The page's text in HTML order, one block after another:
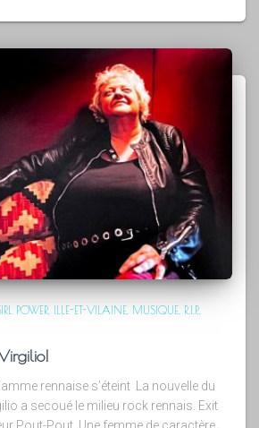
POWER ILLE-ET-VILAINE MUSIQUE R.I.P.
rennaise s’éteint La nouvelle du
a secoué le milieu rock rennais. Exit